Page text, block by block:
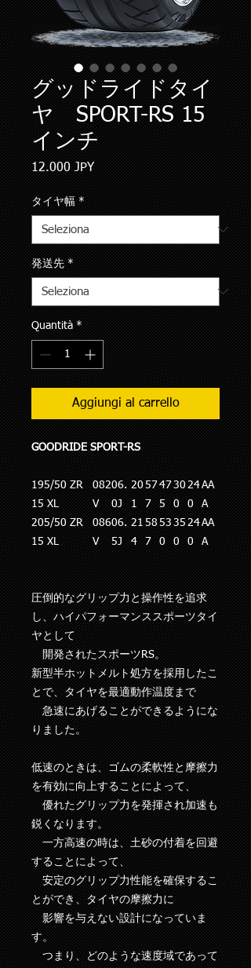
グッドライドタイ
ヤ SPORT-RS 15
インチ
12.000 JPYPrezzo
タイヤ幅 *
発送先 *
Quantità *
Aggiungi al carrello
GOODRIDE SPORT-RS
195/50 ZR
15 XL
082
V
06.
0J
20
1
57
7
47
5
30
0
24
0
AA
A
205/50 ZR
15 XL
086
V
06.
5J
21
4
58
7
53
0
35
0
24
0
AA
A
圧倒的なグリップ力と操作性を追求
し、ハイパフォーマンススポーツタイ
ヤとして
開発されたスポーツRS。
新型半ホットメルト処方を採用したこ
とで、タイヤを最適動作温度まで
急速にあげることができるようにな
りました。
低速のときは、ゴムの柔軟性と摩擦力
を有効に向上することによって、
優れたグリップ力を発揮され加速も
鋭くなります。
一方高速の時は、土砂の付着を回避
することによって、
安定のグリップ力性能を確保するこ
とができ、タイヤの摩擦力に
影響を与えない設計になっていま
す。
つまり、どのような速度域であって